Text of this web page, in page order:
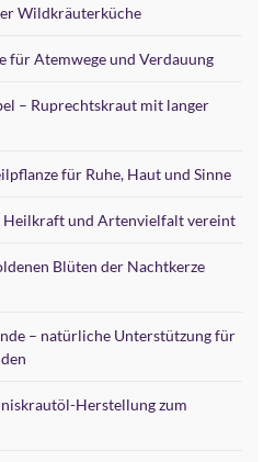
Wildkräuterküche
für Atemwege und Verdauung
– Ruprechtskraut mit langer
für Ruhe, Haut und Sinne
Heilkraft und Artenvielfalt vereint
Blüten der Nachtkerze
– natürliche Unterstützung für
Herstellung zum